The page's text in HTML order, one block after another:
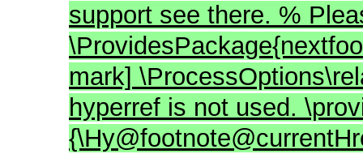
support see there. %
mark]
hyperref is not used.